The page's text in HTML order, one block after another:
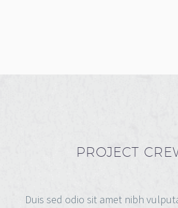
PROJECT
Duis sed odio sit amet nibh